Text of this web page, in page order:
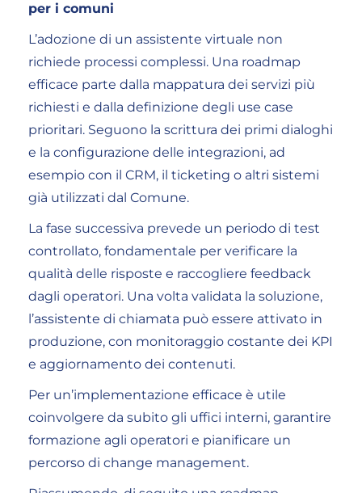
per i comuni
L’adozione di un assistente virtuale non
richiede processi complessi. Una roadmap
efficace parte dalla mappatura dei servizi più
richiesti e dalla definizione degli use case
prioritari. Seguono la scrittura dei primi dialoghi
e la configurazione delle integrazioni, ad
esempio con il CRM, il ticketing o altri sistemi
già utilizzati dal Comune.
La fase successiva prevede un periodo di test
controllato, fondamentale per verificare la
qualità delle risposte e raccogliere feedback
dagli operatori. Una volta validata la soluzione,
l’assistente di chiamata può essere attivato in
produzione, con monitoraggio costante dei KPI
e aggiornamento dei contenuti.
Per un’implementazione efficace è utile
coinvolgere da subito gli uffici interni, garantire
formazione agli operatori e pianificare un
percorso di change management.